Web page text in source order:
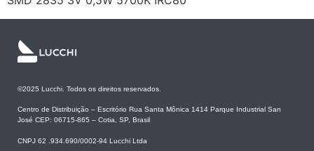
©2025 Lucchi. Todos os direitos reservados.
Centro de Distribuição – Escritório Rua Santa Mônica 1414 Parque Industrial San
José CEP: 06715-865 – Cotia, SP, Brasil
CNPJ 62 .934.690/0002-94 Lucchi Ltda